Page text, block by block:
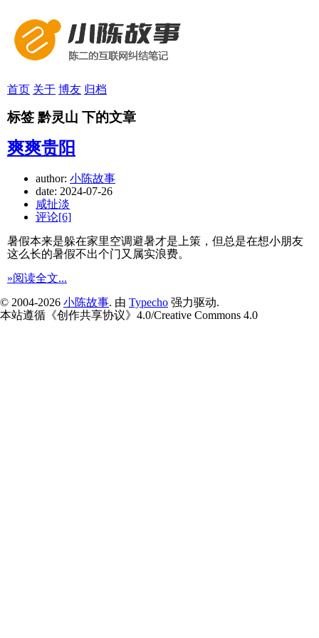
首页 关于 博友 归档
标签 黔灵山 下的文章
爽爽贵阳
author: 小陈故事
date: 2024-07-26
咸扯淡
评论[6]
暑假本来是躲在家里空调避暑才是上策，但总是在想小朋友
这么长的暑假不出个门又属实浪费。
»阅读全文...
© 2004-2026 小陈故事. 由 Typecho 强力驱动.
本站遵循《创作共享协议》4.0/Creative Commons 4.0